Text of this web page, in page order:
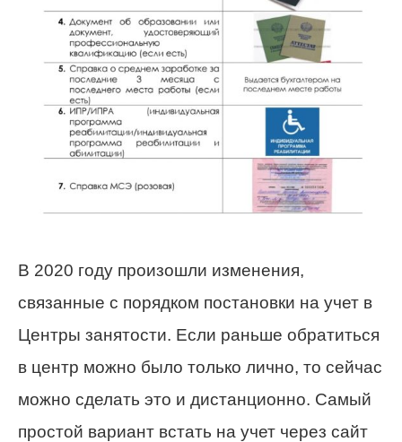
В 2020 году произошли изменения,
связанные с порядком постановки на учет в
Центры занятости. Если раньше обратиться
в центр можно было только лично, то сейчас
можно сделать это и дистанционно. Самый
простой вариант встать на учет через сайт